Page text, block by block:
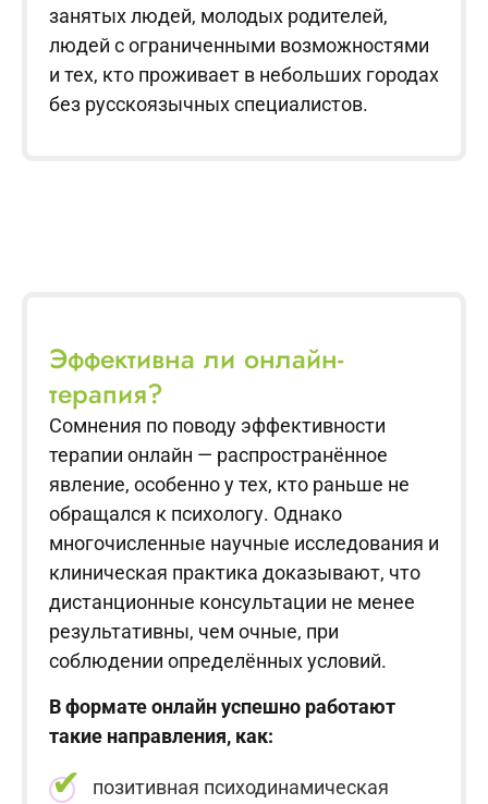
занятых людей, молодых родителей,
людей с ограниченными возможностями
и тех, кто проживает в небольших городах
без русскоязычных специалистов.
Эффективна ли онлайн-
терапия?
Сомнения по поводу эффективности
терапии онлайн — распространённое
явление, особенно у тех, кто раньше не
обращался к психологу. Однако
многочисленные научные исследования и
клиническая практика доказывают, что
дистанционные консультации не менее
результативны, чем очные, при
соблюдении определённых условий.
В формате онлайн успешно работают
такие направления, как:
позитивная психодинамическая